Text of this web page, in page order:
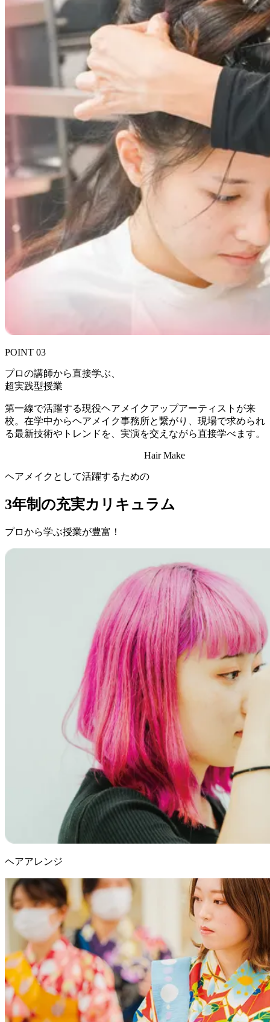
POINT 03
プロの講師から直接学ぶ、
超実践型授業
第一線で活躍する現役ヘアメイクアップアーティストが来
校。在学中からヘアメイク事務所と繋がり、現場で求められ
る最新技術やトレンドを、実演を交えながら直接学べます。
ヘアメイクとして活躍するための
3年制の充実カリキュラム
プロから学ぶ授業が豊富！
ヘアアレンジ